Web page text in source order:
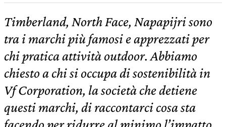
Timberland, North Face, Napapijri sono
tra i marchi più famosi e apprezzati per
chi pratica attività outdoor. Abbiamo
chiesto a chi si occupa di sostenibilità in
Vf Corporation, la società che detiene
questi marchi, di raccontarci cosa sta